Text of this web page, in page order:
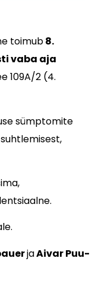
toimub8.
vaba aja
109A/2 (4.
sümptomite
jaAivar Puu-